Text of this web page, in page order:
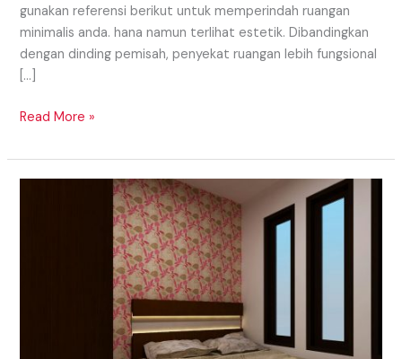
gunakan referensi berikut untuk memperindah ruangan
minimalis anda. hana namun terlihat estetik. Dibandingkan
dengan dinding pemisah, penyekat ruangan lebih fungsional
[…]
Read More »